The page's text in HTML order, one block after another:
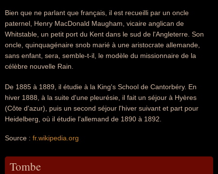
Bien que ne parlant que français, il est recueilli par un oncle
paternel, Henry MacDonald Maugham, vicaire anglican de
Whitstable, un petit port du Kent dans le sud de l'Angleterre. Son
oncle, quinquagénaire snob marié à une aristocrate allemande,
sans enfant, sera, semble-t-il, le modèle du missionnaire de la
célèbre nouvelle Rain.
De 1885 à 1889, il étudie à la King's School de Cantorbéry. En
hiver 1888, à la suite d'une pleurésie, il fait un séjour à Hyères
(Côte d'azur), puis un second séjour l'hiver suivant et part pour
Heidelberg, où il étudie l'allemand de 1890 à 1892.
Source : fr.wikipedia.org
Tombe